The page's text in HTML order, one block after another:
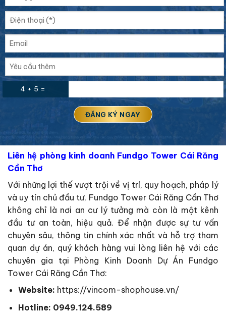
4 + 5 =
Liên hệ phòng kinh doanh Fundgo Tower Cái Răng
Cần Thơ
Với những lợi thế vượt trội về vị trí, quy hoạch, pháp lý
và uy tín chủ đầu tư, Fundgo Tower Cái Răng Cần Thơ
không chỉ là nơi an cư lý tưởng mà còn là một kênh
đầu tư an toàn, hiệu quả. Để nhận được sự tư vấn
chuyên sâu, thông tin chính xác nhất và hỗ trợ tham
quan dự án, quý khách hàng vui lòng liên hệ với các
chuyên gia tại Phòng Kinh Doanh Dự Án Fundgo
Tower Cái Răng Cần Thơ:
Website: https://vincom-shophouse.vn/
Hotline: 0949.124.589